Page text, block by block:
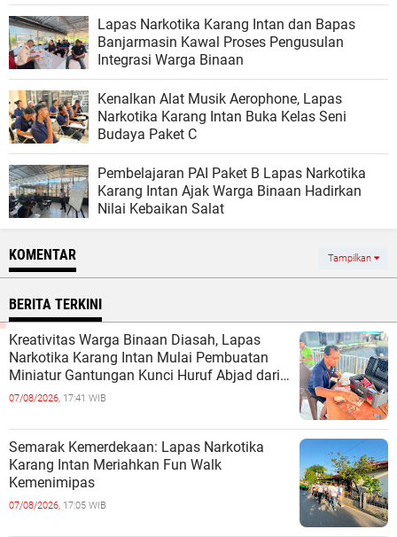
Lapas Narkotika Karang Intan dan Bapas
Banjarmasin Kawal Proses Pengusulan
Integrasi Warga Binaan
Kenalkan Alat Musik Aerophone, Lapas
Narkotika Karang Intan Buka Kelas Seni
Budaya Paket C
Pembelajaran PAI Paket B Lapas Narkotika
Karang Intan Ajak Warga Binaan Hadirkan
Nilai Kebaikan Salat
KOMENTAR Tampilkan
BERITA TERKINI
Kreativitas Warga Binaan Diasah, Lapas
Narkotika Karang Intan Mulai Pembuatan
Miniatur Gantungan Kunci Huruf Abjad dari
Bambu
07/08/2026, 17:41 WIB
Semarak Kemerdekaan: Lapas Narkotika
Karang Intan Meriahkan Fun Walk
Kemenimipas
07/08/2026, 17:05 WIB